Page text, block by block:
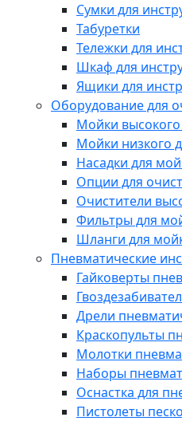
Сумки для
Табуретки
Тележки для
Шкаф для
Ящики для
Оборудование для
Мойки
Мойки низкого
Насадки для
Опции для
Очистители
Фильтры для
Шланги для
Пневматические
Гайковерты
Дрели
Краскопульты
Молотки
Наборы
Оснастка для
Пистолеты